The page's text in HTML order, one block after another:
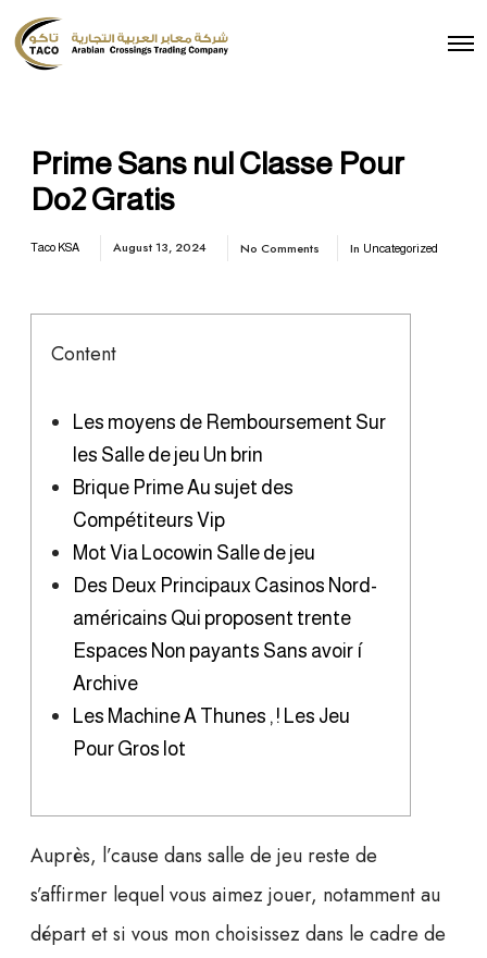
Prime Sans nul Classe Pour
Do2 Gratis
Taco KSA August 13, 2024 No Comments In Uncategorized
Content
Les moyens de Remboursement Sur
les Salle de jeu Un brin
Brique Prime Au sujet des
Compétiteurs Vip
Mot Via Locowin Salle de jeu
Des Deux Principaux Casinos Nord-
américains Qui proposent trente
Espaces Non payants Sans avoir í
Archive
Les Machine A Thunes , ! Les Jeu
Pour Gros lot
Auprès, l’cause dans salle de jeu reste de
s’affirmer lequel vous aimez jouer, notamment au
départ et si vous mon choisissez dans le cadre de